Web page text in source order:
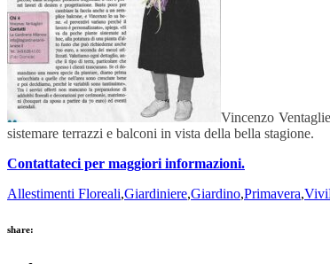
Vincenzo
sistemare terrazzi e balconi in vista della bella stagione.
Contattateci per maggiori informazioni.
Allestimenti Floreali,Giardiniere,Giardino,Primavera,
share: